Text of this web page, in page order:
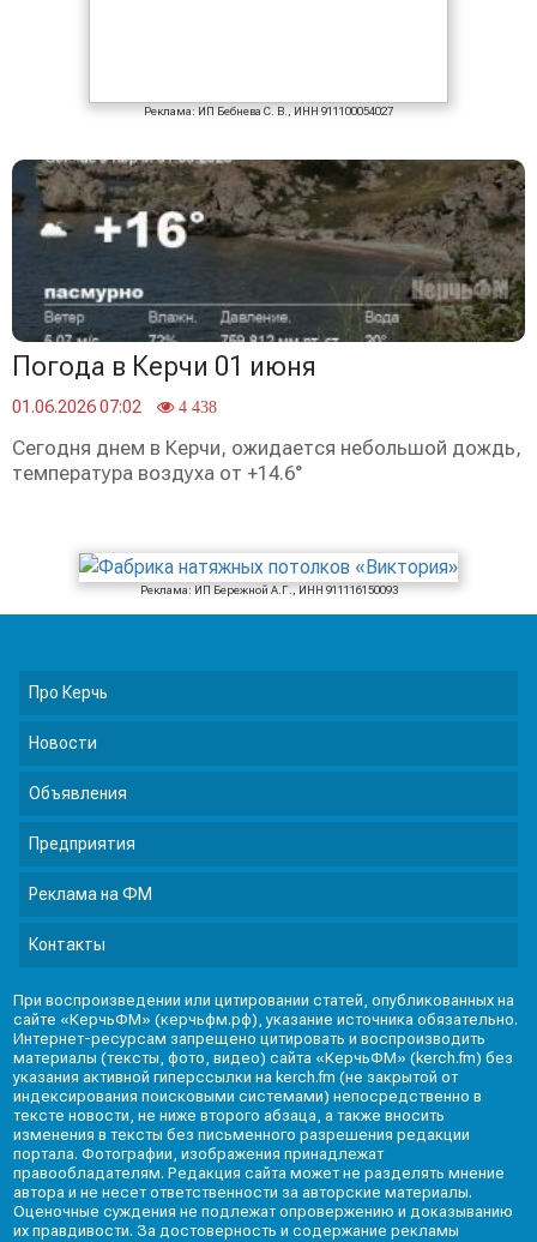
Реклама: ИП Бебнева С. В., ИНН 911100054027
Погода в Керчи 01 июня
01.06.2026 07:02 4 438
Сегодня днем в Керчи, ожидается небольшой дождь,
температура воздуха от +14.6°
Реклама: ИП Бережной А.Г., ИНН 911116150093
Про Керчь
Новости
Объявления
Предприятия
Реклама на ФМ
Контакты
При воспроизведении или цитировании статей, опубликованных на
сайте «КерчьФМ» (керчьфм.рф), указание источника обязательно.
Интернет-ресурсам запрещено цитировать и воспроизводить
материалы (тексты, фото, видео) сайта «КерчьФМ» (kerch.fm) без
указания активной гиперссылки на kerch.fm (не закрытой от
индексирования поисковыми системами) непосредственно в
тексте новости, не ниже второго абзаца, а также вносить
изменения в тексты без письменного разрешения редакции
портала. Фотографии, изображения принадлежат
правообладателям. Редакция сайта может не разделять мнение
автора и не несет ответственности за авторские материалы.
Оценочные суждения не подлежат опровержению и доказыванию
их правдивости. За достоверность и содержание рекламы